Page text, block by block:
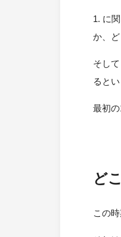
1. に
か、
そし
ると
最初
ど
この